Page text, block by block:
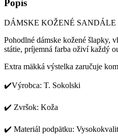
Popis
DÁMSKE KOŽENÉ SANDÁLE
Pohodlné dámske kožené šlapky,
státie, príjemná farba oživí každý
Extra mäkká výstelka zaručuje
✔️Výrobca: T. Sokolski
✔️ Zvršok: Koža
✔️ Materiál podpätku: